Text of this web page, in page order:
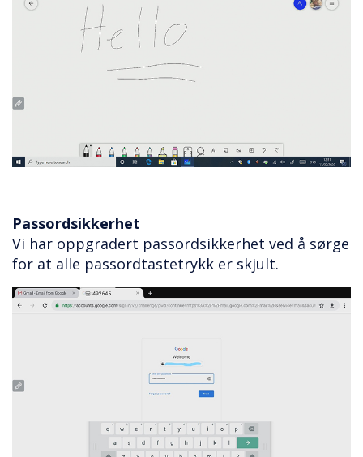
Passordsikkerhet
Vi har oppgradert passordsikkerhet ved å sørge
for at alle passordtastetrykk er skjult.